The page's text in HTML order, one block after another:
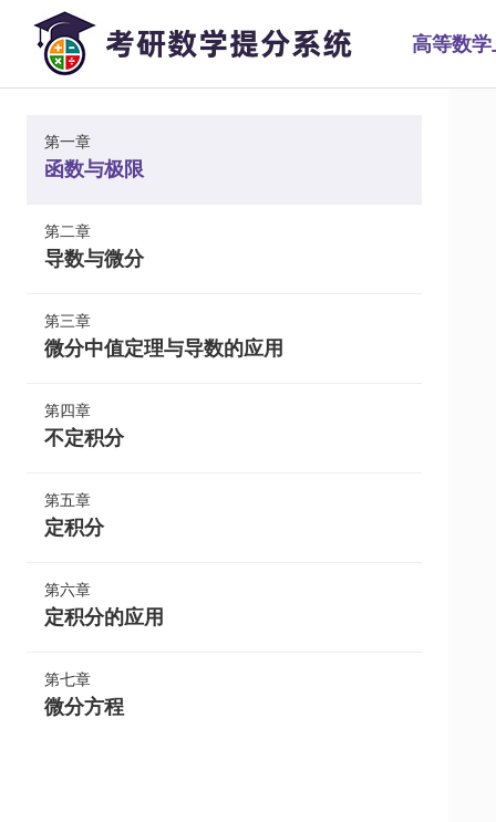
高等数学
第一章
函数与极限
第二章
导数与微分
第三章
微分中值定理与导数的应用
第四章
不定积分
第五章
定积分
第六章
定积分的应用
第七章
微分方程